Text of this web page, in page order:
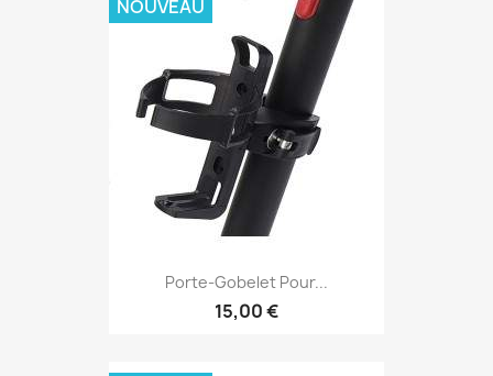
Porte-Gobelet Pour...
15,00 €
NOUVEAU